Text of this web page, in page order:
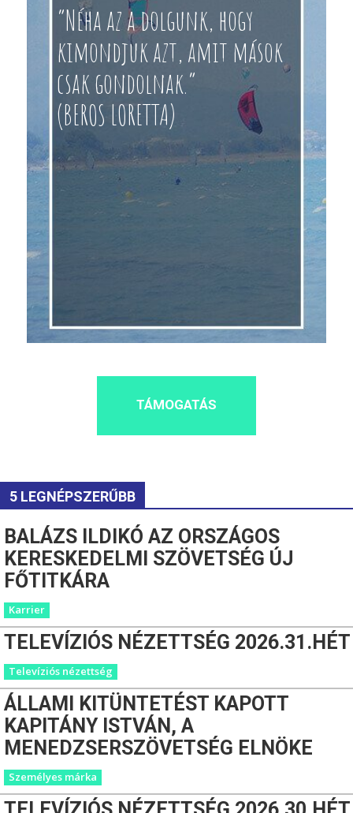
“Néha az a dolgunk, hogy
kimondjuk azt, amit mások
csak gondolnak.”
(BEROS LORETTA)
TÁMOGATÁS
5 LEGNÉPSZERŰBB
BALÁZS ILDIKÓ AZ ORSZÁGOS
KERESKEDELMI SZÖVETSÉG ÚJ
FŐTITKÁRA
Karrier
TELEVÍZIÓS NÉZETTSÉG 2026.31.HÉT
Televíziós nézettség
ÁLLAMI KITÜNTETÉST KAPOTT
KAPITÁNY ISTVÁN, A
MENEDZSERSZÖVETSÉG ELNÖKE
Személyes márka